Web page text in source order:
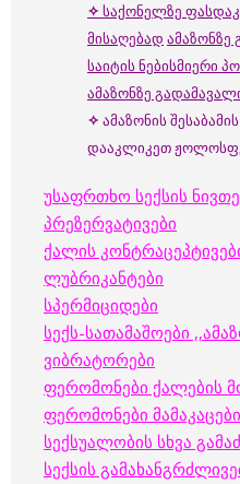
✧ საქონელზე
მისაღებად ამაზონზე
საიტის ნებისმიერი
ამაზონზე
✧ ამაზონის
დააკლიკეთ
უსაფრთხო სექსის
პრეზერვატივები
ქალის
ლუბრიკანტები
სპერმიციდები
სექს-სათამაშოები
ვიბრატორები
ფერომონები ქალების
ფერომონები
სექსუალობის სხვა
სექსის